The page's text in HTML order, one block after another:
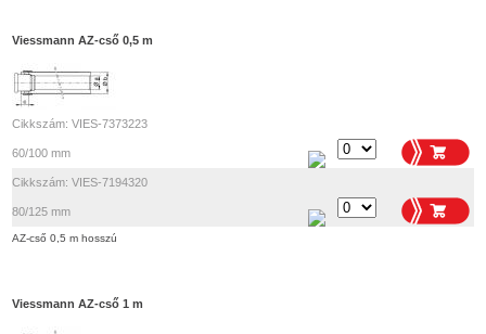
Viessmann AZ-cső 0,5 m
Cikkszám: VIES-7373223
60/100 mm
Cikkszám: VIES-7194320
80/125 mm
AZ-cső 0,5 m hosszú
Viessmann AZ-cső 1 m